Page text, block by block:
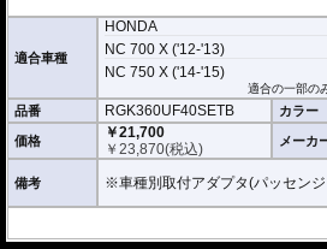
適合車種
HONDA
NC 700 X ('12-'13)
NC 750 X ('14-'15)
適合の一部の
品番 RGK360UF40SETB カラー
価格
￥21,700
￥23,870(税込) メーカ
備考 ※車種別取付アダプタ(パッセンジ